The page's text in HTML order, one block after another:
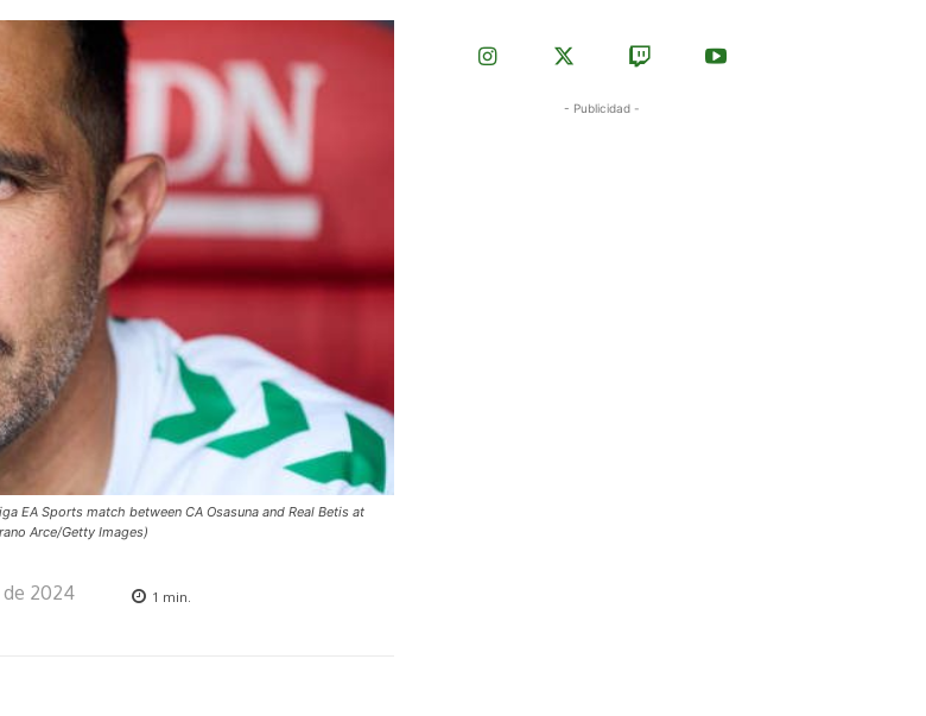
EA Sports match between CA Osasuna and Real Betis at
Arce/Getty Images)
de 2024 1 min.
- Publicidad -